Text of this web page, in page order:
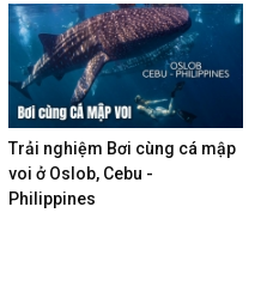
Trải nghiệm Bơi cùng cá mập
voi ở Oslob, Cebu -
Philippines